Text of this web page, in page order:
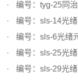
编号：tyg-25同
编号：sls-14光
编号：sls-6光绪
编号：sls-25光
编号：sls-29光